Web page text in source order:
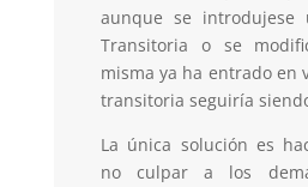
aunque se introdujese
Transitoria o se
misma ya ha entrado en
transitoria seguiría
La única solución es
no culpar a los